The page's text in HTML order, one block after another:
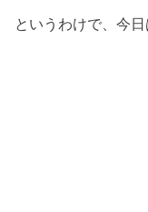
というわけで、今日